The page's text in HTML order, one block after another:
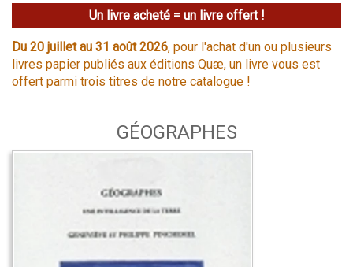
Un livre acheté = un livre offert !
Du 20 juillet au 31 août 2026, pour l'achat d'un ou plusieurs
livres papier publiés aux éditions Quæ, un livre vous est
offert parmi trois titres de notre catalogue !
GÉOGRAPHES